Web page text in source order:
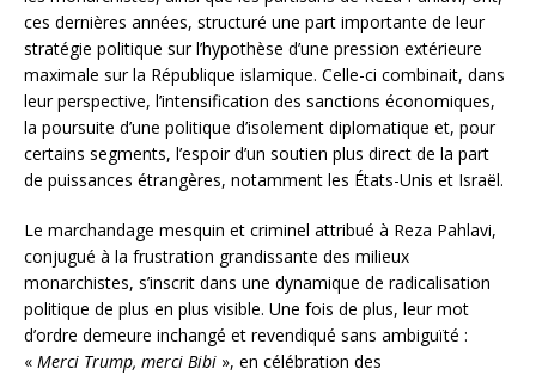
ces dernières années, structuré une part importante de leur
stratégie politique sur l’hypothèse d’une pression extérieure
maximale sur la République islamique. Celle-ci combinait, dans
leur perspective, l’intensification des sanctions économiques,
la poursuite d’une politique d’isolement diplomatique et, pour
certains segments, l’espoir d’un soutien plus direct de la part
de puissances étrangères, notamment les États-Unis et Israël.
Le marchandage mesquin et criminel attribué à Reza Pahlavi,
conjugué à la frustration grandissante des milieux
monarchistes, s’inscrit dans une dynamique de radicalisation
politique de plus en plus visible. Une fois de plus, leur mot
d’ordre demeure inchangé et revendiqué sans ambiguïté :
« Merci Trump, merci Bibi », en célébration des